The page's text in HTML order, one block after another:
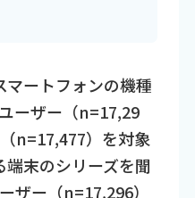
マートフォンの機種
ーザー（n=17,29
n=17,477）を対象
末のシリーズを聞
ザー（n=17,296）